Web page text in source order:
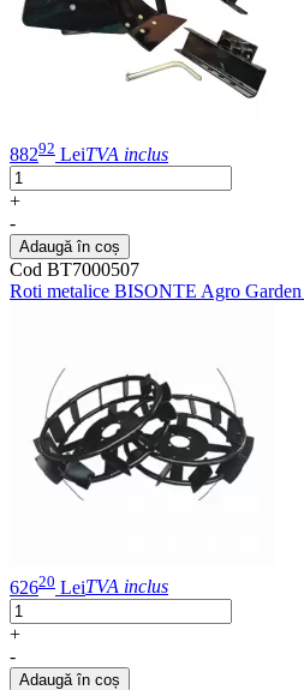
88292 LeiTVA inclus
+
-
Adaugă în coș
Cod BT7000507
Roti metalice BISONTE Agro
62620 LeiTVA inclus
+
-
Adaugă în coș